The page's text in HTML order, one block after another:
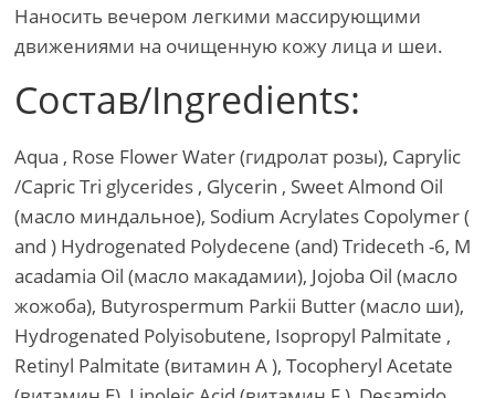
Наносить вечером легкими массирующими
движениями на очищенную кожу лица и шеи.
Состав/Ingredients:
Aqua , Rose Flower Water (гидролат розы), Caprylic
/Capric Tri glycerides , Glycerin , Sweet Almond Oil
(масло миндальное), Sodium Acrylates Copolymer (
and ) Hydrogenated Polydecene (and) Trideceth -6, M
acadamia Oil (масло макадамии), Jojoba Oil (масло
жожоба), Butyrospermum Parkii Butter (масло ши),
Hydrogenated Polyisobutene, Isopropyl Palmitate ,
Retinyl Palmitate (витамин A ), Tocopheryl Acetate